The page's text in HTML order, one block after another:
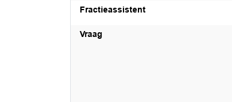
Fractieassistent
Vraag